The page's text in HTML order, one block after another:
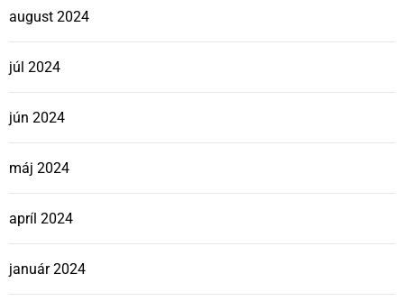
august 2024
júl 2024
jún 2024
máj 2024
apríl 2024
január 2024